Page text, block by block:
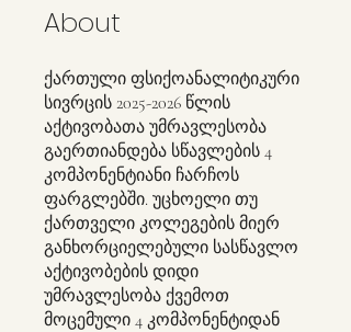
About
ქართული ფსიქოანალიტიკური
სივრცის 2025-2026 წლის
აქტივობათა უმრავლესობა
გაერთიანდება სწავლების 4
კომპონენტიანი ჩარჩოს
ფარგლებში. უცხოელი თუ
ქართველი კოლეგების მიერ
განხორციელებული სასწავლო
აქტივობების დიდი
უმრავლესობა ქვემოთ
მოცემული 4 კომპონენტიდან